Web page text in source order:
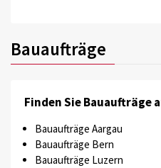
Bauaufträge
Finden Sie Bauaufträge
Bauaufträge Aargau
Bauaufträge Bern
Bauaufträge Luzern